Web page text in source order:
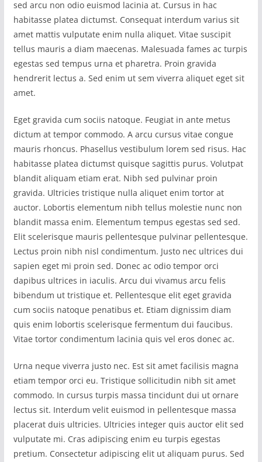
sed arcu non odio euismod lacinia at. Cursus in hac
habitasse platea dictumst. Consequat interdum varius sit
amet mattis vulputate enim nulla aliquet. Vitae suscipit
tellus mauris a diam maecenas. Malesuada fames ac turpis
egestas sed tempus urna et pharetra. Proin gravida
hendrerit lectus a. Sed enim ut sem viverra aliquet eget sit
amet.
Eget gravida cum sociis natoque. Feugiat in ante metus
dictum at tempor commodo. A arcu cursus vitae congue
mauris rhoncus. Phasellus vestibulum lorem sed risus. Hac
habitasse platea dictumst quisque sagittis purus. Volutpat
blandit aliquam etiam erat. Nibh sed pulvinar proin
gravida. Ultricies tristique nulla aliquet enim tortor at
auctor. Lobortis elementum nibh tellus molestie nunc non
blandit massa enim. Elementum tempus egestas sed sed.
Elit scelerisque mauris pellentesque pulvinar pellentesque.
Lectus proin nibh nisl condimentum. Justo nec ultrices dui
sapien eget mi proin sed. Donec ac odio tempor orci
dapibus ultrices in iaculis. Arcu dui vivamus arcu felis
bibendum ut tristique et. Pellentesque elit eget gravida
cum sociis natoque penatibus et. Etiam dignissim diam
quis enim lobortis scelerisque fermentum dui faucibus.
Vitae tortor condimentum lacinia quis vel eros donec ac.
Urna neque viverra justo nec. Est sit amet facilisis magna
etiam tempor orci eu. Tristique sollicitudin nibh sit amet
commodo. In cursus turpis massa tincidunt dui ut ornare
lectus sit. Interdum velit euismod in pellentesque massa
placerat duis ultricies. Ultricies integer quis auctor elit sed
vulputate mi. Cras adipiscing enim eu turpis egestas
pretium. Consectetur adipiscing elit ut aliquam purus. Sed